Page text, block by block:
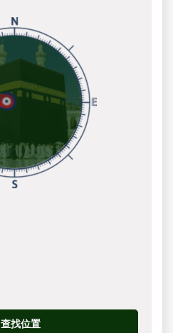
查找位置